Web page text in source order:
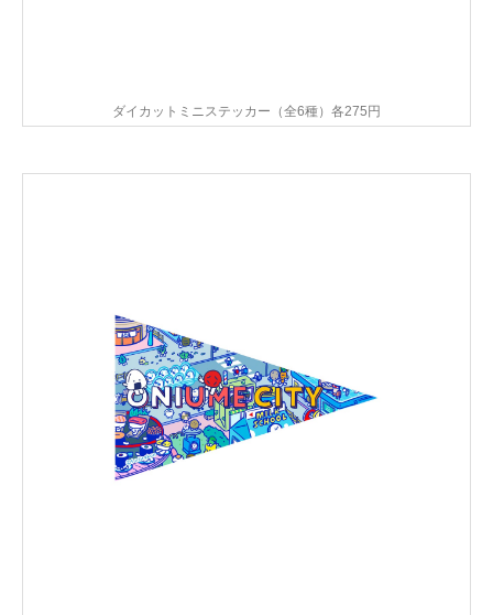
ダイカットミニステッカー（全6種）各275円